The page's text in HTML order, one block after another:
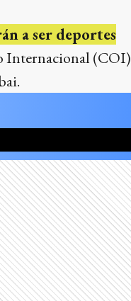
a ser deportes
Internacional (COI)